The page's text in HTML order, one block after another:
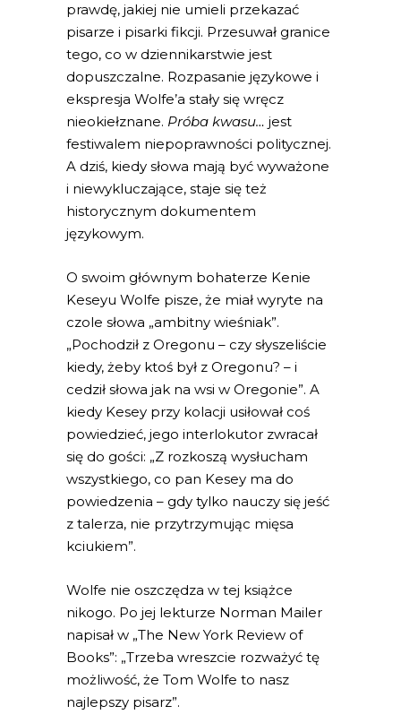
prawdę, jakiej nie umieli przekazać
pisarze i pisarki fikcji. Przesuwał granice
tego, co w dziennikarstwie jest
dopuszczalne. Rozpasanie językowe i
ekspresja Wolfe’a stały się wręcz
nieokiełznane. Próba kwasu… jest
festiwalem niepoprawności politycznej.
A dziś, kiedy słowa mają być wyważone
i niewykluczające, staje się też
historycznym dokumentem
językowym.
O swoim głównym bohaterze Kenie
Keseyu Wolfe pisze, że miał wyryte na
czole słowa „ambitny wieśniak”.
„Pochodził z Oregonu – czy słyszeliście
kiedy, żeby ktoś był z Oregonu? – i
cedził słowa jak na wsi w Oregonie”. A
kiedy Kesey przy kolacji usiłował coś
powiedzieć, jego interlokutor zwracał
się do gości: „Z rozkoszą wysłucham
wszystkiego, co pan Kesey ma do
powiedzenia – gdy tylko nauczy się jeść
z talerza, nie przytrzymując mięsa
kciukiem”.
Wolfe nie oszczędza w tej książce
nikogo. Po jej lekturze Norman Mailer
napisał w „The New York Review of
Books”: „Trzeba wreszcie rozważyć tę
możliwość, że Tom Wolfe to nasz
najlepszy pisarz”.